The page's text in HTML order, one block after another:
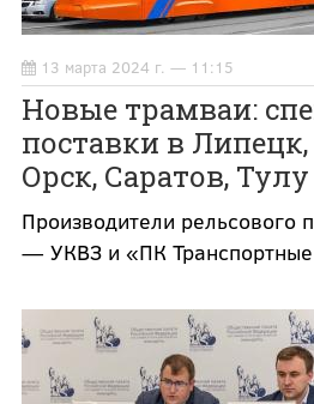
13 марта 2024 г. — 11:15
Новые трамваи:
поставки в
Орск, Саратов,
Производители рельсового
— УКВЗ и «ПК